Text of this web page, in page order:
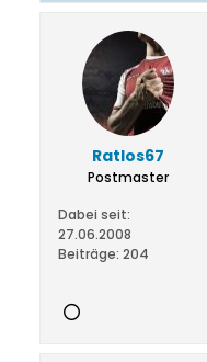
Ratlos67
Postmaster
Dabei seit:
27.06.2008
Beiträge: 204